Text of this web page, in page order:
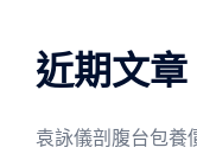
近期文章
袁詠儀剖腹台包養